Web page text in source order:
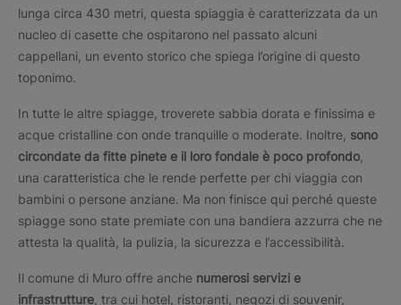
lunga circa 430 metri, questa spiaggia è caratterizzata da un
nucleo di casette che ospitarono nel passato alcuni
cappellani, un evento storico che spiega l’origine di questo
toponimo.
In tutte le altre spiagge, troverete sabbia dorata e finissima e
acque cristalline con onde tranquille o moderate. Inoltre, sono
circondate da fitte pinete e il loro fondale è poco profondo
una caratteristica che le rende perfette per chi viaggia con
bambini o persone anziane. Ma non finisce qui perché queste
spiagge sono state premiate con una bandiera azzurra che ne
attesta la qualità, la pulizia, la sicurezza e l’accessibilità.
Il comune di Muro offre anche numerosi servizi e
infrastrutture , tra cui hotel, ristoranti, negozi di souvenir,